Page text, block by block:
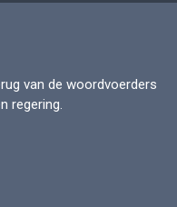
van de woordvoerders
regering.